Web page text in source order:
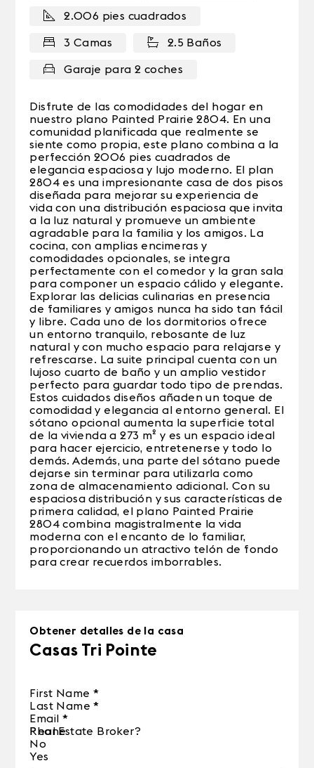
2.006 pies cuadrados
3 Camas 2.5 Baños
Garaje para 2 coches
Disfrute de las comodidades del hogar en
nuestro plano Painted Prairie 2804. En una
comunidad planificada que realmente se
siente como propia, este plano combina a la
perfección 2006 pies cuadrados de
elegancia espaciosa y lujo moderno. El plan
2804 es una impresionante casa de dos pisos
diseñada para mejorar su experiencia de
vida con una distribución espaciosa que invita
a la luz natural y promueve un ambiente
agradable para la familia y los amigos. La
cocina, con amplias encimeras y
comodidades opcionales, se integra
perfectamente con el comedor y la gran sala
para componer un espacio cálido y elegante.
Explorar las delicias culinarias en presencia
de familiares y amigos nunca ha sido tan fácil
y libre. Cada uno de los dormitorios ofrece
un entorno tranquilo, rebosante de luz
natural y con mucho espacio para relajarse y
refrescarse. La suite principal cuenta con un
lujoso cuarto de baño y un amplio vestidor
perfecto para guardar todo tipo de prendas.
Estos cuidados diseños añaden un toque de
comodidad y elegancia al entorno general. El
sótano opcional aumenta la superficie total
de la vivienda a 273 m² y es un espacio ideal
para hacer ejercicio, entretenerse y todo lo
demás. Además, una parte del sótano puede
dejarse sin terminar para utilizarla como
zona de almacenamiento adicional. Con su
espaciosa distribución y sus características de
primera calidad, el plano Painted Prairie
2804 combina magistralmente la vida
moderna con el encanto de lo familiar,
proporcionando un atractivo telón de fondo
para crear recuerdos imborrables.
Obtener detalles de la casa
Casas Tri Pointe
First Name *
Last Name *
Email *
Phone
Real Estate Broker?
No
Yes